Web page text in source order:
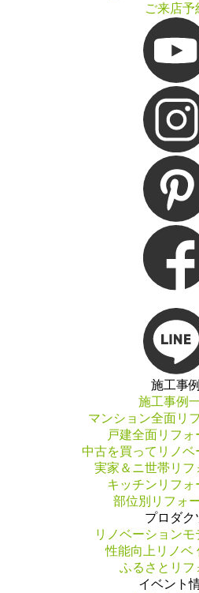
ご来店予
施工事例
施工事例
マンション全面リ
戸建全面リフォ
中古を買ってリノベ
実家＆ニ世帯リフ
キッチンリフォ
部位別リフォ
プロダク
リノベーションモ
性能向上リノベ
ふるさとリフ
イベント